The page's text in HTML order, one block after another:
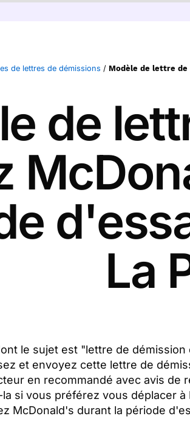
de lettres de démissions / Modèle de lettre de
de
La
le sujet est "lettre de démission
et envoyez cette lettre de
en recommandé avec avis de
si vous préférez vous déplacer
McDonald's durant la période